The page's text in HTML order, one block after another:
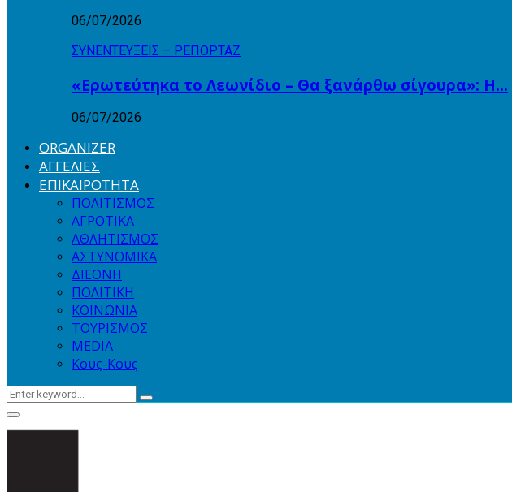
06/07/2026
ΣΥΝΕΝΤΕΥΞΕΙΣ – ΡΕΠΟΡΤΑΖ
«Ερωτεύτηκα το Λεωνίδιο – Θα ξανάρθω σίγουρα»: Η…
06/07/2026
ORGANIZER
ΑΓΓΕΛΙΕΣ
ΕΠΙΚΑΙΡΟΤΗΤΑ
ΠΟΛΙΤΙΣΜΟΣ
ΑΓΡΟΤΙΚΑ
ΑΘΛΗΤΙΣΜΟΣ
ΑΣΤΥΝΟΜΙΚΑ
ΔΙΕΘΝΗ
ΠΟΛΙΤΙΚΗ
ΚΟΙΝΩΝΙΑ
ΤΟΥΡΙΣΜΟΣ
MEDIA
Κους-Κους
Search
Search
Primary
Menu